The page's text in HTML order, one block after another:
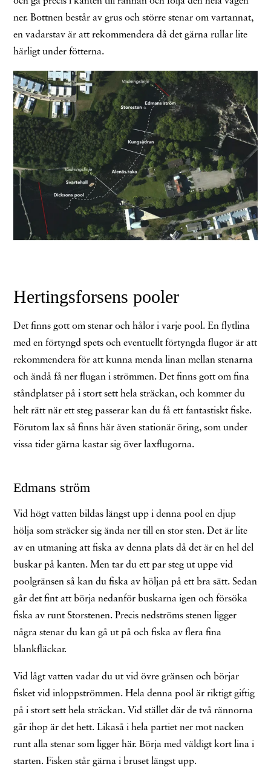
ner. Bottnen består av grus och större stenar om vartannat,
en vadarstav är att rekommendera då det gärna rullar lite
härligt under fötterna.
Hertingsforsens pooler
Det finns gott om stenar och hålor i varje pool. En flytlina
med en förtyngd spets och eventuellt förtyngda flugor är att
rekommendera för att kunna menda linan mellan stenarna
och ändå få ner flugan i strömmen. Det finns gott om fina
ståndplatser på i stort sett hela sträckan, och kommer du
helt rätt när ett steg passerar kan du få ett fantastiskt fiske.
Förutom lax så finns här även stationär öring, som under
vissa tider gärna kastar sig över laxflugorna.
Edmans ström
Vid högt vatten bildas längst upp i denna pool en djup
hölja som sträcker sig ända ner till en stor sten. Det är lite
av en utmaning att fiska av denna plats då det är en hel del
buskar på kanten. Men tar du ett par steg ut uppe vid
poolgränsen så kan du fiska av höljan på ett bra sätt. Sedan
går det fint att börja nedanför buskarna igen och försöka
fiska av runt Storstenen. Precis nedströms stenen ligger
några stenar du kan gå ut på och fiska av flera fina
blankfläckar.
Vid lågt vatten vadar du ut vid övre gränsen och börjar
fisket vid inloppströmmen. Hela denna pool är riktigt giftig
på i stort sett hela sträckan. Vid stället där de två rännorna
går ihop är det hett. Likaså i hela partiet ner mot nacken
runt alla stenar som ligger här. Börja med väldigt kort lina i
starten. Fisken står gärna i bruset längst upp.